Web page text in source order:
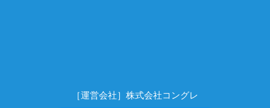
［運営会社］株式会社コングレ